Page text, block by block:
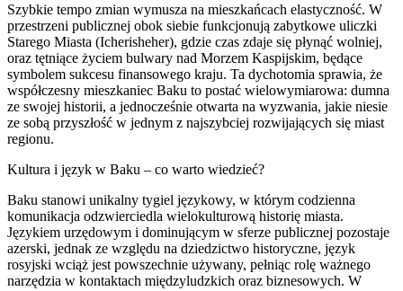
Szybkie tempo zmian wymusza na mieszkańcach elastyczność. W
przestrzeni publicznej obok siebie funkcjonują zabytkowe uliczki
Starego Miasta (Icherisheher), gdzie czas zdaje się płynąć wolniej,
oraz tętniące życiem bulwary nad Morzem Kaspijskim, będące
symbolem sukcesu finansowego kraju. Ta dychotomia sprawia, że
współczesny mieszkaniec Baku to postać wielowymiarowa: dumna
ze swojej historii, a jednocześnie otwarta na wyzwania, jakie niesie
ze sobą przyszłość w jednym z najszybciej rozwijających się miast
regionu.
Kultura i język w Baku – co warto wiedzieć?
Baku stanowi unikalny tygiel językowy, w którym codzienna
komunikacja odzwierciedla wielokulturową historię miasta.
Językiem urzędowym i dominującym w sferze publicznej pozostaje
azerski, jednak ze względu na dziedzictwo historyczne, język
rosyjski wciąż jest powszechnie używany, pełniąc rolę ważnego
narzędzia w kontaktach międzyludzkich oraz biznesowych. W